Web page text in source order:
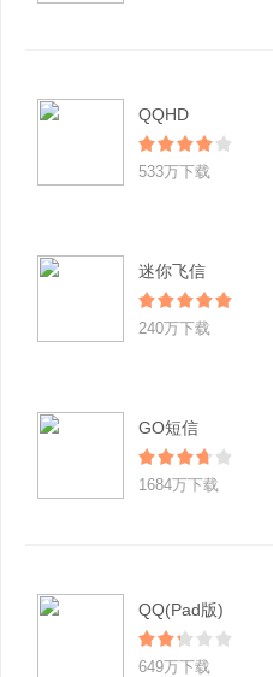
QQHD
533万下载
迷你飞信
240万下载
GO短信
1684万下载
QQ(Pad版)
649万下载